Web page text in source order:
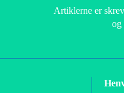
Artiklerne er
og